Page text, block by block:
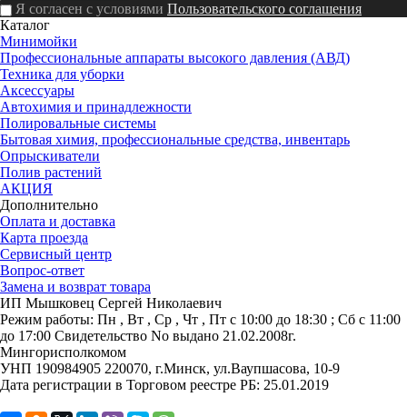
Я согласен с условиями Пользовательского соглашения
Каталог
Минимойки
Профессиональные аппараты высокого давления (АВД)
Техника для уборки
Аксессуары
Автохимия и принадлежности
Полировальные системы
Бытовая химия, профессиональные средства, инвентарь
Опрыскиватели
Полив растений
АКЦИЯ
Дополнительно
Оплата и доставка
Карта проезда
Сервисный центр
Вопрос-ответ
Замена и возврат товара
ИП Мышковец Сергей Николаевич
Режим работы: Пн , Вт , Ср , Чт , Пт c 10:00 до 18:30 ; Сб c 11:00
до 17:00 Свидетельство No выдано 21.02.2008г.
Мингорисполкомом
УНП 190984905 220070, г.Минск, ул.Ваупшасова, 10-9
Дата регистрации в Торговом реестре РБ: 25.01.2019